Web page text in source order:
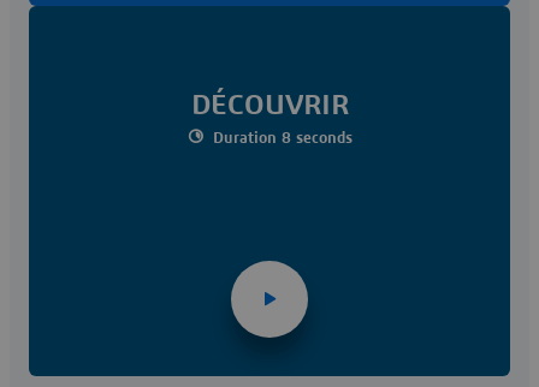
DÉCOUVRIR
Duration 8 seconds